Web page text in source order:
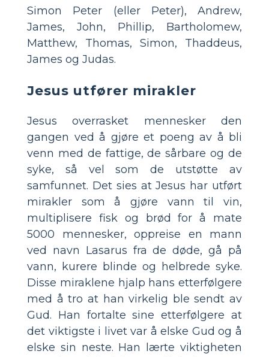
Simon Peter (eller Peter), Andrew,
James, John, Phillip, Bartholomew,
Matthew, Thomas, Simon, Thaddeus,
James og Judas.
Jesus utfører mirakler
Jesus overrasket mennesker den
gangen ved å gjøre et poeng av å bli
venn med de fattige, de sårbare og de
syke, så vel som de utstøtte av
samfunnet. Det sies at Jesus har utført
mirakler som å gjøre vann til vin,
multiplisere fisk og brød for å mate
5000 mennesker, oppreise en mann
ved navn Lasarus fra de døde, gå på
vann, kurere blinde og helbrede syke.
Disse miraklene hjalp hans etterfølgere
med å tro at han virkelig ble sendt av
Gud. Han fortalte sine etterfølgere at
det viktigste i livet var å elske Gud og å
elske sin neste. Han lærte viktigheten